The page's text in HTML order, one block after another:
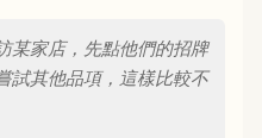
某家店，先點他們的招牌
試其他品項，這樣比較不